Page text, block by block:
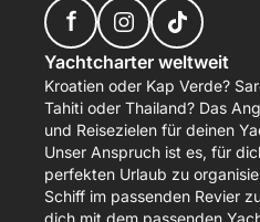
f
Yachtcharter weltweit
Kroatien oder Kap Verde?
Tahiti oder Thailand? Das
und Reisezielen für deinen
Unser Anspruch ist es, für
perfekten Urlaub zu
Schiff im passenden Revier
dich mit dem passenden